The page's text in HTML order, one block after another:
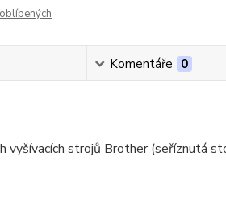
Komentáře 0
strojů Brother (seříznutá